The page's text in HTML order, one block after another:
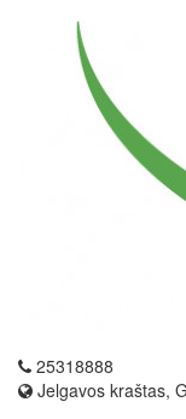
25318888
Jelgavos kraštas,